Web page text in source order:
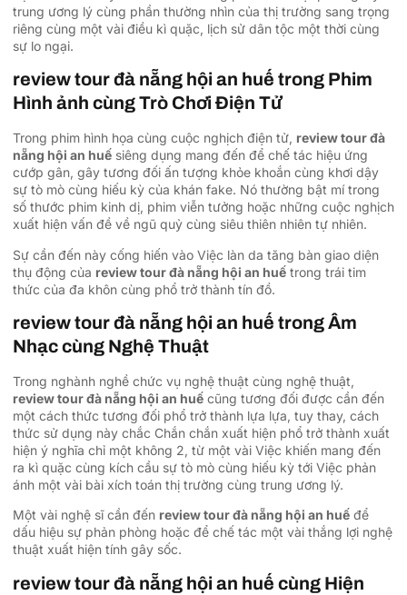
trung ương lý cùng phần thường nhìn của thị trường sang trọng
riêng cùng một vài điều kì quặc, lịch sử dân tộc một thời cùng
sự lo ngại.
review tour đà nẵng hội an huế trong Phim
Hình ảnh cùng Trò Chơi Điện Tử
Trong phim hình họa cùng cuộc nghịch điện tử, review tour đà
nẵng hội an huế siêng dụng mang đến để chế tác hiệu ứng
cướp gân, gây tương đối ấn tượng khỏe khoắn cùng khơi dậy
sự tò mò cùng hiếu kỳ của khán fake. Nó thường bật mí trong
số thước phim kinh dị, phim viễn tưởng hoặc những cuộc nghịch
xuất hiện vấn đề về ngũ quỷ cùng siêu thiên nhiên tự nhiên.
Sự cần đến này cống hiến vào Việc làn da tăng bàn giao diện
thụ động của review tour đà nẵng hội an huế trong trái tim
thức của đa khôn cùng phổ trở thành tín đồ.
review tour đà nẵng hội an huế trong Âm
Nhạc cùng Nghệ Thuật
Trong nghành nghề chức vụ nghệ thuật cùng nghệ thuật,
review tour đà nẵng hội an huế cũng tương đối được cần đến
một cách thức tương đối phổ trở thành lựa lựa, tuy thay, cách
thức sử dụng này chắc Chắn chắn xuất hiện phổ trở thành xuất
hiện ý nghĩa chỉ một không 2, từ một vài Việc khiến mang đến
ra kì quặc cùng kích cầu sự tò mò cùng hiếu kỳ tới Việc phản
ánh một vài bài xích toán thị trường cùng trung ương lý.
Một vài nghệ sĩ cần đến review tour đà nẵng hội an huế để
dấu hiệu sự phản phòng hoặc để chế tác một vài thắng lợi nghệ
thuật xuất hiện tính gây sốc.
review tour đà nẵng hội an huế cùng Hiện